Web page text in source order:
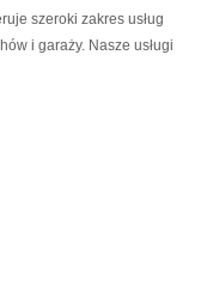
szeroki zakres usług
i garaży. Nasze usługi